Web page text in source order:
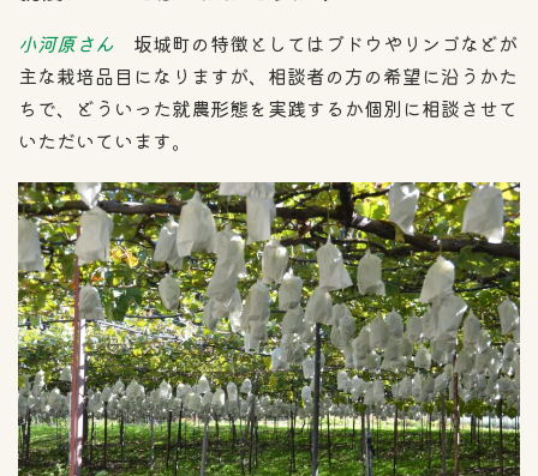
小河原さん 坂城町の特徴としてはブドウやリンゴなどが
主な栽培品目になりますが、相談者の方の希望に沿うかた
ちで、どういった就農形態を実践するか個別に相談させて
いただいています。